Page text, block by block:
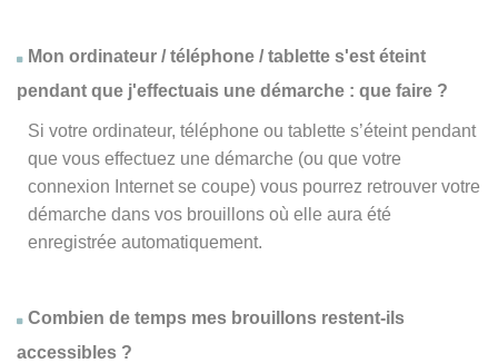
Mon ordinateur / téléphone / tablette s'est éteint
pendant que j'effectuais une démarche : que faire ?
Si votre ordinateur, téléphone ou tablette s’éteint pendant
que vous effectuez une démarche (ou que votre
connexion Internet se coupe) vous pourrez retrouver votre
démarche dans vos brouillons où elle aura été
enregistrée automatiquement.
Combien de temps mes brouillons restent-ils
accessibles ?